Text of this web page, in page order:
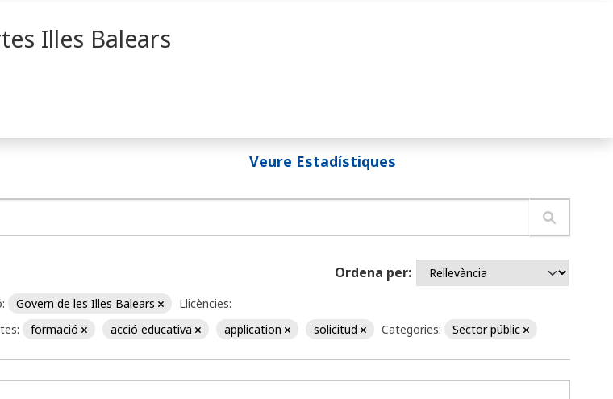
Illes Balears
Veure Estadístiques
Ordena per
Govern de les Illes Balears
Llicències:
formació acció educativa application solicitud Categories: Sector públic